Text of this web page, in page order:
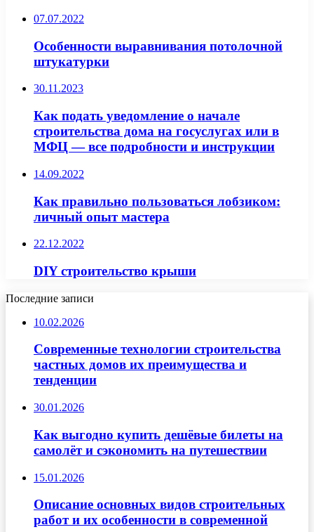
07.07.2022
Особенности выравнивания потолочной
штукатурки
30.11.2023
Как подать уведомление о начале
строительства дома на госуслугах или в
МФЦ — все подробности и инструкции
14.09.2022
Как правильно пользоваться лобзиком:
личный опыт мастера
22.12.2022
DIY строительство крыши
Последние записи
10.02.2026
Современные технологии строительства
частных домов их преимущества и
тенденции
30.01.2026
Как выгодно купить дешёвые билеты на
самолёт и сэкономить на путешествии
15.01.2026
Описание основных видов строительных
работ и их особенности в современной